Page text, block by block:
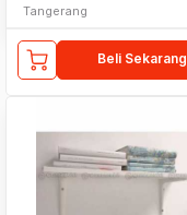
Tangerang
Beli Sekarang